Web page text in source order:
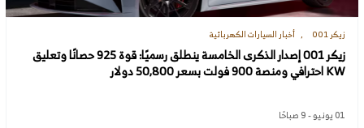
زيكر 001 أخبار السيارات الكهربائية
زيكر 001 إصدار الذكرى الخامسة ينطلق رسميًا: قوة 925 حصانًا وتعليق
KW احترافي ومنصة 900 فولت بسعر 50,800 دولار
01 يونيو - 9 صباحًا